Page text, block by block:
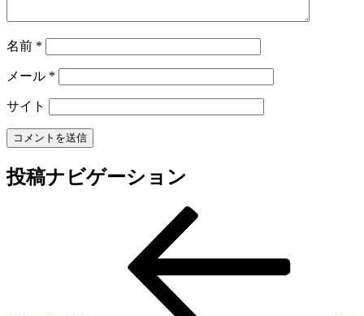
名前 *
メール *
サイト
投稿ナビゲーション